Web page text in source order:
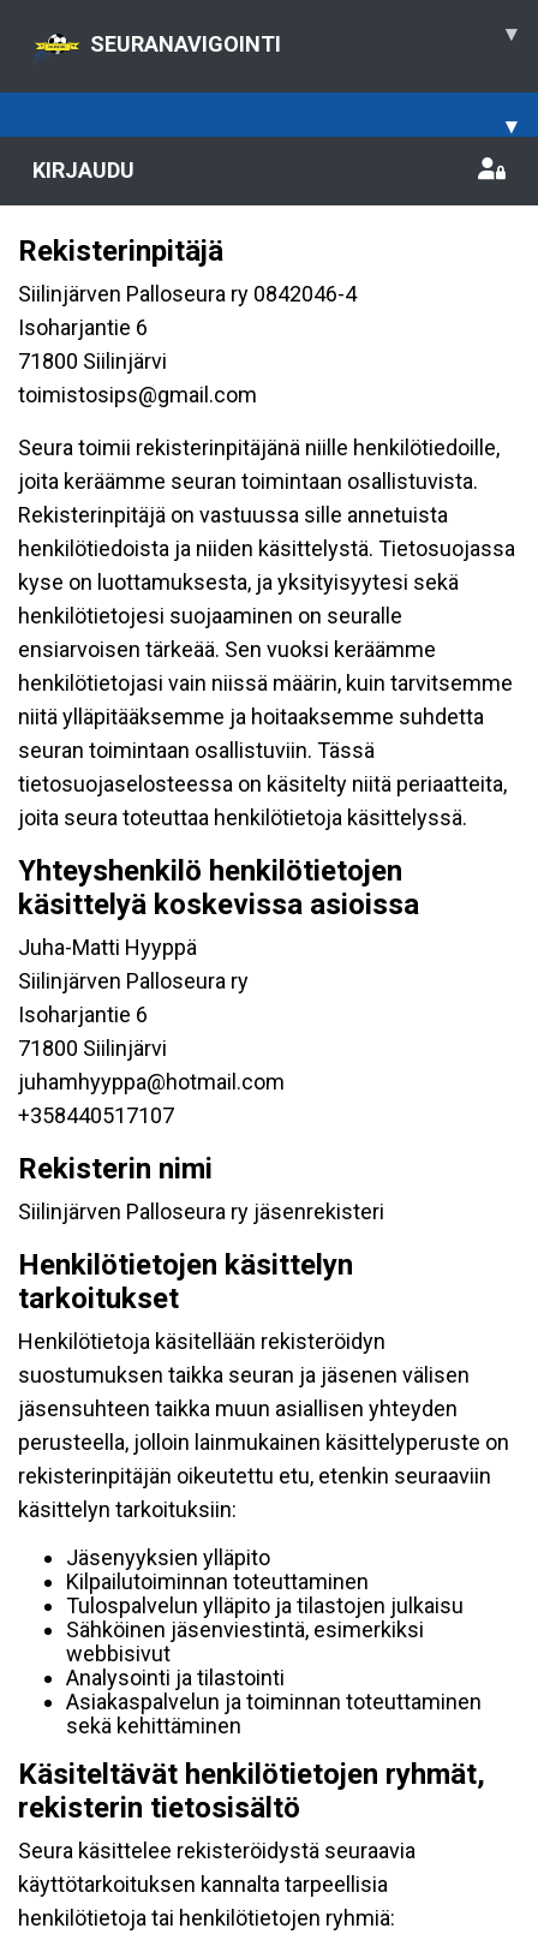
SEURANAVIGOINTI ▾
▾
KIRJAUDU
Rekisterinpitäjä
Siilinjärven Palloseura ry 0842046-4
Isoharjantie 6
71800 Siilinjärvi
toimistosips@gmail.com
Seura toimii rekisterinpitäjänä niille henkilötiedoille,
joita keräämme seuran toimintaan osallistuvista.
Rekisterinpitäjä on vastuussa sille annetuista
henkilötiedoista ja niiden käsittelystä. Tietosuojassa
kyse on luottamuksesta, ja yksityisyytesi sekä
henkilötietojesi suojaaminen on seuralle
ensiarvoisen tärkeää. Sen vuoksi keräämme
henkilötietojasi vain niissä määrin, kuin tarvitsemme
niitä ylläpitääksemme ja hoitaaksemme suhdetta
seuran toimintaan osallistuviin. Tässä
tietosuojaselosteessa on käsitelty niitä periaatteita,
joita seura toteuttaa henkilötietoja käsittelyssä.
Yhteyshenkilö henkilötietojen
käsittelyä koskevissa asioissa
Juha-Matti Hyyppä
Siilinjärven Palloseura ry
Isoharjantie 6
71800 Siilinjärvi
juhamhyyppa@hotmail.com
+358440517107
Rekisterin nimi
Siilinjärven Palloseura ry jäsenrekisteri
Henkilötietojen käsittelyn
tarkoitukset
Henkilötietoja käsitellään rekisteröidyn
suostumuksen taikka seuran ja jäsenen välisen
jäsensuhteen taikka muun asiallisen yhteyden
perusteella, jolloin lainmukainen käsittelyperuste on
rekisterinpitäjän oikeutettu etu, etenkin seuraaviin
käsittelyn tarkoituksiin:
Jäsenyyksien ylläpito
Kilpailutoiminnan toteuttaminen
Tulospalvelun ylläpito ja tilastojen julkaisu
Sähköinen jäsenviestintä, esimerkiksi
webbisivut
Analysointi ja tilastointi
Asiakaspalvelun ja toiminnan toteuttaminen
sekä kehittäminen
Käsiteltävät henkilötietojen ryhmät,
rekisterin tietosisältö
Seura käsittelee rekisteröidystä seuraavia
käyttötarkoituksen kannalta tarpeellisia
henkilötietoja tai henkilötietojen ryhmiä: